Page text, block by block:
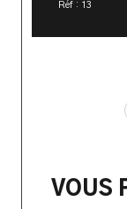
Réf : 13
VOUS